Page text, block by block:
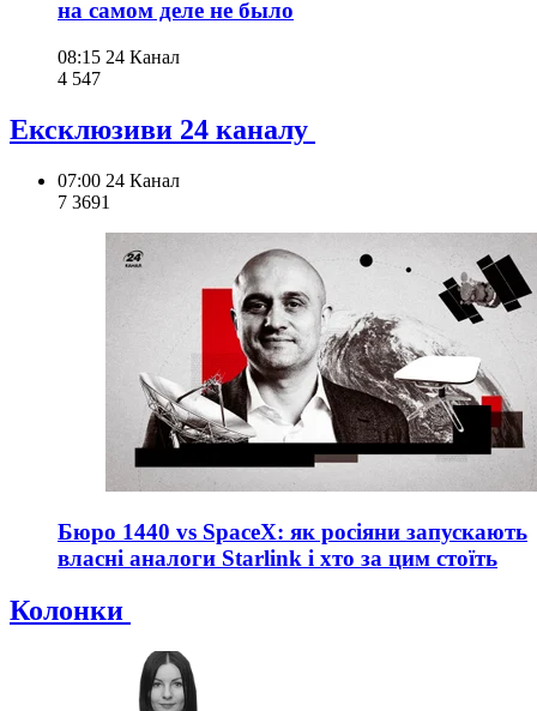
на самом деле не было
08:15 24 Канал
4 547
Ексклюзиви 24 каналу
07:00 24 Канал
7 3691
Бюро 1440 vs SpaceX: як росіяни запускають
власні аналоги Starlink і хто за цим стоїть
Колонки